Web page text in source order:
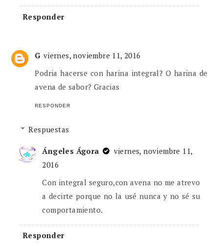
Responder
G viernes, noviembre 11, 2016
Podria hacerse con harina integral? O harina de
avena de sabor? Gracias
RESPONDER
Respuestas
Ángeles Ágora
viernes, noviembre 11,
2016
Con integral seguro,con avena no me atrevo
a decirte porque no la usé nunca y no sé su
comportamiento.
Responder